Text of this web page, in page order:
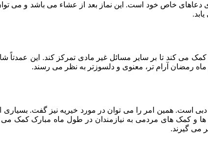
دعاهای خاص خود است. این نماز بعد از عشاء می باشد و می
می کند تا بر سایر مسائل غیر مادی تمرکز کند. این عمدتاً
رمضان آرام تر، معنوی و دلسوزتر به نظر می رسند.
است. همین امر را می توان در مورد خیریه نیز گفت. بسیاری
و کمک های مردمی به نیازمندان در طول ماه مبارک کمک می
می گیرند.